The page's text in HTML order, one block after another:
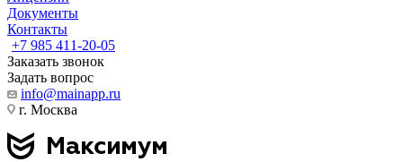
Документы
Контакты
+7 985 411-20-05
Заказать звонок
Задать вопрос
info@mainapp.ru
г. Москва